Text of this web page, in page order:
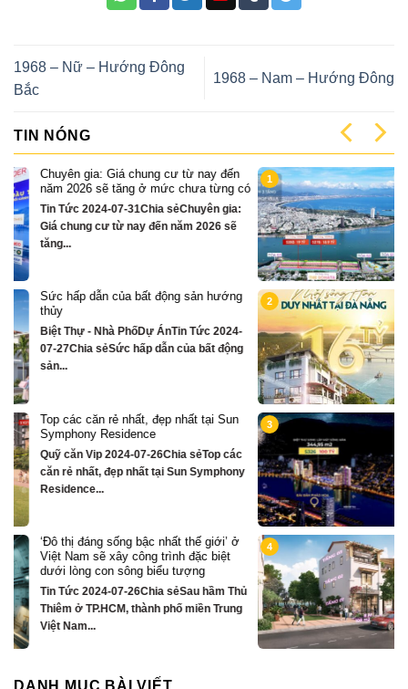
1968 – Nữ – Hướng Đông
Bắc
1968 – Nam – Hướng Đông
TIN NÓNG
1
Cặp Nhà phố sát sông Sonata 3 tầng
chỉ hơn 16 tỷ
Quỹ căn VipTin Tức 2024-12-13Chia
sẻCặp nhà phố 3 tầng sát sông Hàn Đà
2
Chỉ hơn 16 tỷ – nhà phố 3 tầng bên
sông Hàn sở hữu tiện ích biệt thự trăm
tỷ
Quỹ căn VipTin Tức 2024-09-05Chia sẻ
Chỉ hơn 16 tỷ – nhà phố 3 tầng...
3
Biệt thự song lập mặt sông Hàn, trung
tâm Đà Nẵng ngay khán đài xem pháo
hoa DIFF
Quỹ căn VipTin Tức 2024-08-28Chia
sẻCHỈ DUY NHẤT 16 CĂN BIỆT THỰ 3
Nhà phố bên sông Hàn, ngay sát toà
căn hộ cao cấp S3 gần ngay mặt sông
Quỹ căn VipTin Tức 2024-08-28Chia
sẻNHÀ PHỐ BÊN SÔNG HÀN
TOWNHOUSE KINH DOANH THƯƠNG